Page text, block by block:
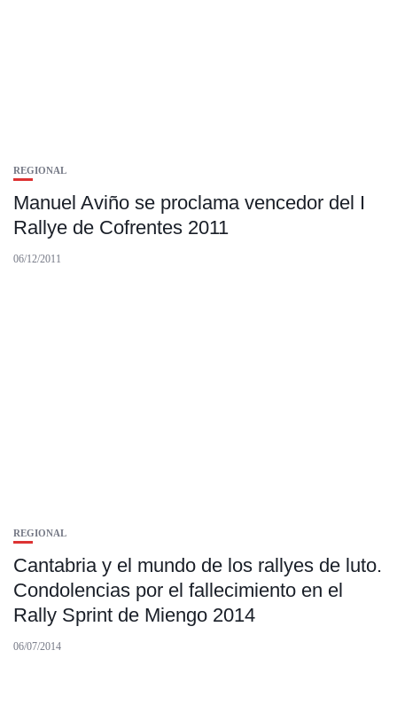
REGIONAL
Manuel Aviño se proclama vencedor del I
Rallye de Cofrentes 2011
06/12/2011
REGIONAL
Cantabria y el mundo de los rallyes de luto.
Condolencias por el fallecimiento en el
Rally Sprint de Miengo 2014
06/07/2014